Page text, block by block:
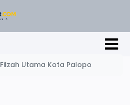
Filzah Utama Kota Palopo